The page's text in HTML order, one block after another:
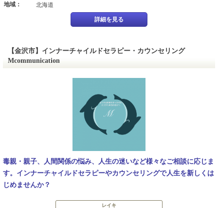
地域： 北海道
詳細を見る
【金沢市】インナーチャイルドセラピー・カウンセリング
Mcommunication
毒親・親子、人間関係の悩み、人生の迷いなど様々なご相談に応じま
す。インナーチャイルドセラピーやカウンセリングで人生を新しくは
じめませんか？
レイキ